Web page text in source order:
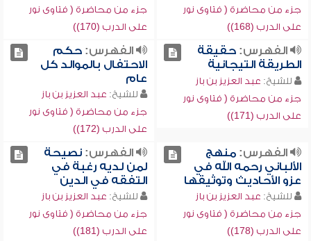
جزء من محاضرة ( فتاوى نور
على الدرب (168))
جزء من محاضرة ( فتاوى نور
على الدرب (170))
الفهرس:حقيقة
الطريقة التيجانية
للشيخ: عبد العزيز بن باز
جزء من محاضرة ( فتاوى نور
على الدرب (171))
الفهرس:حكم
الاحتفال بالموالد كل
عام
للشيخ: عبد العزيز بن باز
جزء من محاضرة ( فتاوى نور
على الدرب (172))
الفهرس:منهج
الألباني رحمه الله في
عزو الأحاديث وتوثيقها
للشيخ: عبد العزيز بن باز
جزء من محاضرة ( فتاوى نور
على الدرب (178))
الفهرس:نصيحة
لمن لديه رغبة في
التفقه في الدين
للشيخ: عبد العزيز بن باز
جزء من محاضرة ( فتاوى نور
على الدرب (181))